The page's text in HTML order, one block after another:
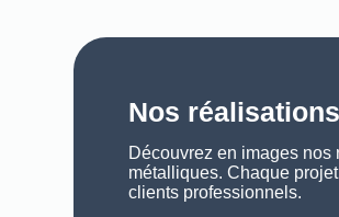
Nos
Découvrez en images
métalliques. Chaque
clients professionnels.